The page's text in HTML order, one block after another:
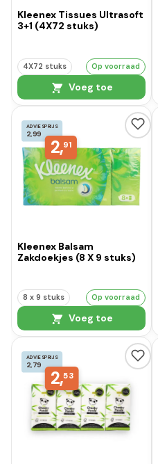
Kleenex Tissues Ultrasoft
3+1 (4X72 stuks)
4X72 stuks Op voorraad
Voeg toe
ADVIESPRIJS
2,99
2,91
Kleenex Balsam
Zakdoekjes (8 X 9 stuks)
8 x 9 stuks Op voorraad
Voeg toe
ADVIESPRIJS
2,79
2,53